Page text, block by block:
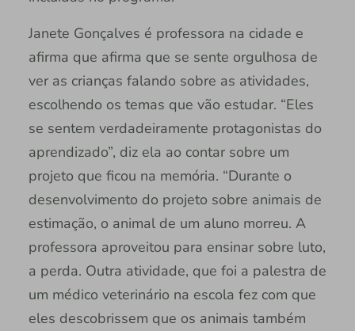
Janete Gonçalves é professora na cidade e
afirma que afirma que se sente orgulhosa de
ver as crianças falando sobre as atividades,
escolhendo os temas que vão estudar. “Eles
se sentem verdadeiramente protagonistas do
aprendizado”, diz ela ao contar sobre um
projeto que ficou na memória. “Durante o
desenvolvimento do projeto sobre animais de
estimação, o animal de um aluno morreu. A
professora aproveitou para ensinar sobre luto,
a perda. Outra atividade, que foi a palestra de
um médico veterinário na escola fez com que
eles descobrissem que os animais também